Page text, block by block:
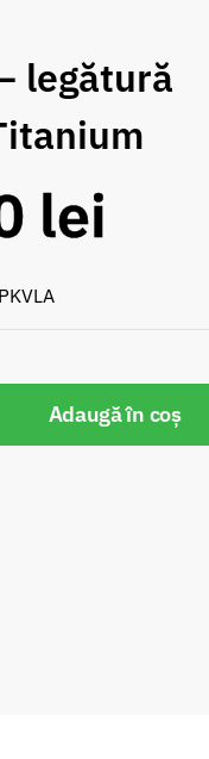
legătură
lei
Adaugă în coș